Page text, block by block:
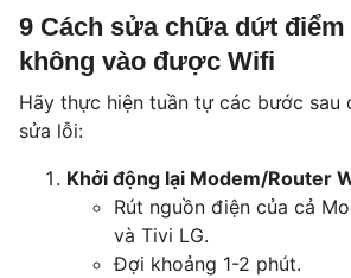
9 Cách sửa chữa dứt điểm
không vào được Wifi
Hãy thực hiện tuần tự các bước sau
sửa lỗi:
Khởi động lại Modem/Router
Rút nguồn điện của cả
và Tivi LG.
Đợi khoảng 1-2 phút.